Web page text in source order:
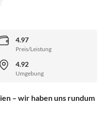
4.97
Preis/Leistung
4.92
Umgebung
– wir haben uns rundum